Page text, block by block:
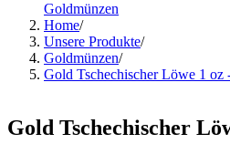
Goldmünzen
Home/
Unsere Produkte/
Goldmünzen/
Gold Tschechischer Löwe 1 oz
Gold Tschechischer